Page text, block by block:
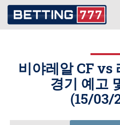
비야레알 CF vs
경기 예고
(15/03/